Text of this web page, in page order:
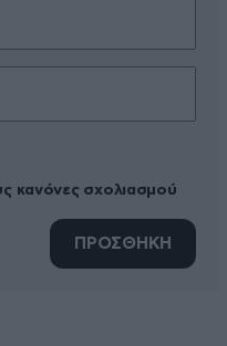
κανόνες σχολιασμού
ΠΡΟΣΘΗΚΗ